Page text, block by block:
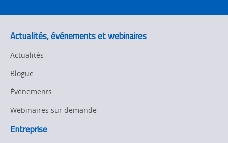
Actualités, événements et webinaires
Actualités
Blogue
Événements
Webinaires sur demande
Entreprise